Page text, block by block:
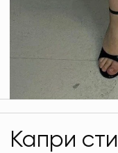
Капри